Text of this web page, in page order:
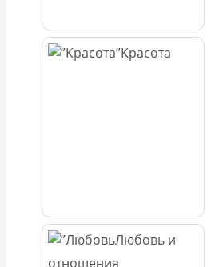
Красота
Любовь и
отношения